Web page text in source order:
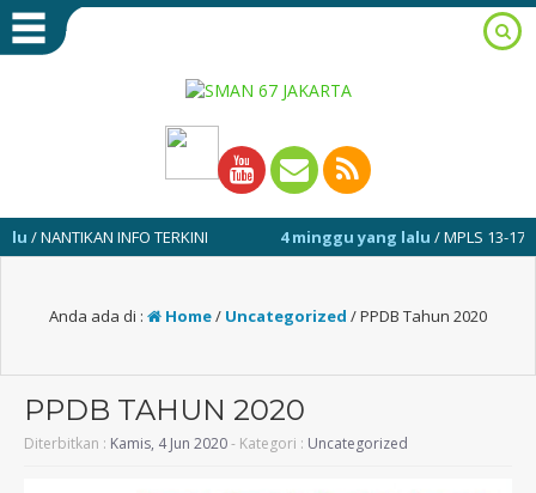
INFO TERKINI 4 minggu yang lalu/ MPLS 13-17 JULI
Anda ada di : Home/ Uncategorized /PPDB Tahun 2020
PPDB TAHUN 2020
Diterbitkan : Kamis, 4 Jun 2020- Kategori : Uncategorized